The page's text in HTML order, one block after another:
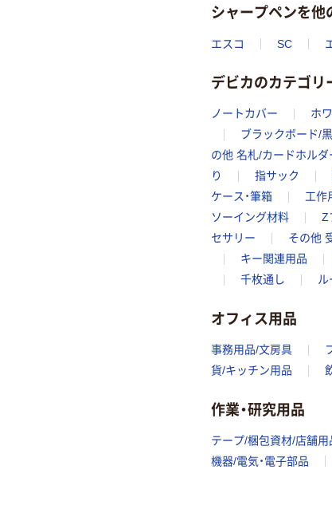
シャープペンを他
エスコ SC
デビカのカテゴリ
ノートカバー ホ
ブラックボード/
の他 名札/カードホルダ
り
指サック
ケース・筆箱
工作
ソーイング材料
Z
セサリー
その他
キー関連用品
千枚通し
ル
オフィス用品
事務用品/文房具
貨/キッチン用品
作業・研究用品
テープ/梱包資材/店舗用
機器/電気・電子部品